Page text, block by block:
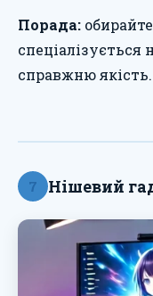
Порада:
спеціалізується
справжню якість.
7 Нішевий